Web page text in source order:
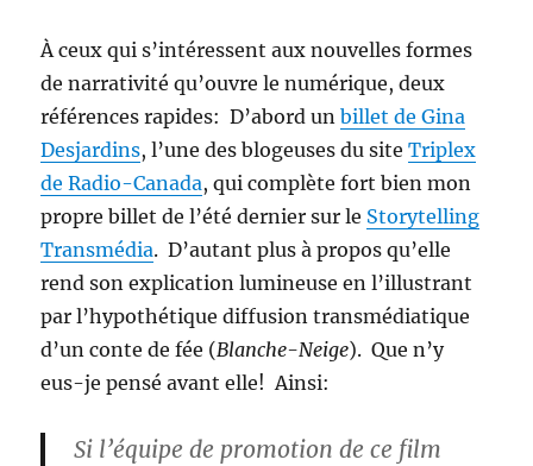
?
À ceux qui s’intéressent aux nouvelles formes
de narrativité qu’ouvre le numérique, deux
références rapides: D’abord unbillet de Gina
Desjardins, l’une des blogeuses du siteTriplex
de Radio-Canada, qui complète fort bien mon
propre billet de l’été dernier sur le Storytelling
Transmédia. D’autant plus à propos qu’elle
rend son explication lumineuse en l’illustrant
par l’hypothétique diffusion transmédiatique
d’un conte de fée (Blanche-Neige). Que n’y
eus-je pensé avant elle! Ainsi:
Si l’équipe de promotion de ce film